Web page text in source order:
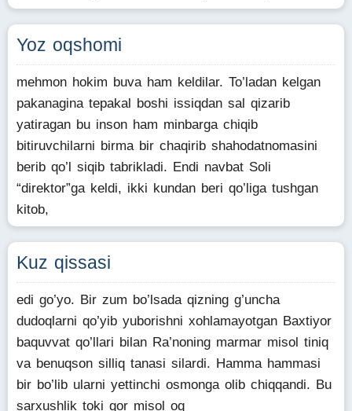
Yoz oqshomi
mehmon hokim buva ham keldilar. To’ladan kelgan
pakanagina tepakal boshi issiqdan sal qizarib
yatiragan bu inson ham minbarga chiqib
bitiruvchilarni birma bir chaqirib shahodatnomasini
berib qo’l siqib tabrikladi. Endi navbat Soli
“direktor”ga keldi, ikki kundan beri qo’liga tushgan
kitob,
Kuz qissasi
edi go’yo. Bir zum bo’lsada qizning g’uncha
dudoqlarni qo’yib yuborishni xohlamayotgan Baxtiyor
baquvvat qo’llari bilan Ra’noning marmar misol tiniq
va benuqson silliq tanasi silardi. Hamma hammasi
bir bo’lib ularni yettinchi osmonga olib chiqqandi. Bu
sarxushlik toki qor misol oq